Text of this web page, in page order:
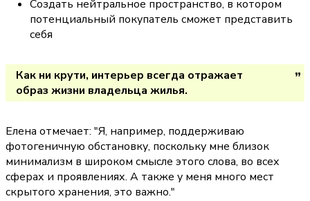
Создать нейтральное пространство, в котором
потенциальный покупатель сможет представить
себя
Как ни крути, интерьер всегда отражает
образ жизни владельца жилья.
Елена отмечает: "Я, например, поддерживаю
фотогеничную обстановку, поскольку мне близок
минимализм в широком смысле этого слова, во всех
сферах и проявлениях. А также у меня много мест
скрытого хранения, это важно."